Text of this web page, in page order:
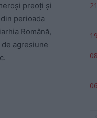
preoți și
perioada
Română,
agresiune